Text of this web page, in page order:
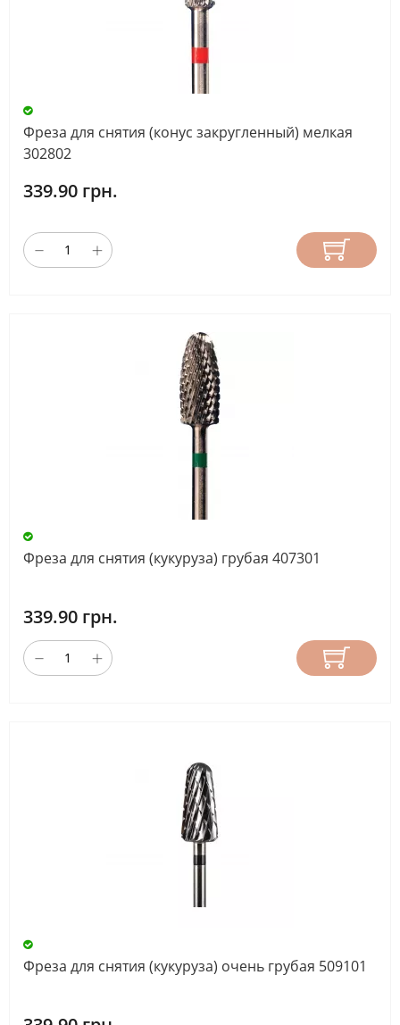
Фреза для снятия (конус закругленный) мелкая
302802
339.90 грн.
Фреза для снятия (кукуруза) грубая 407301
339.90 грн.
Фреза для снятия (кукуруза) очень грубая 509101